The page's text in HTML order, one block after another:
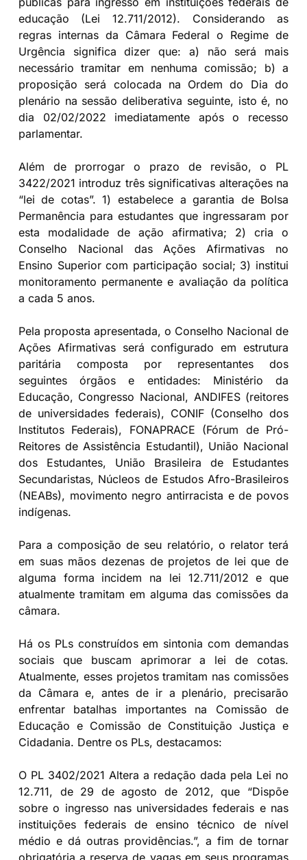
educação (Lei 12.711/2012). Considerando as
regras internas da Câmara Federal o Regime de
Urgência significa dizer que: a) não será mais
necessário tramitar em nenhuma comissão; b) a
proposição será colocada na Ordem do Dia do
plenário na sessão deliberativa seguinte, isto é, no
dia 02/02/2022 imediatamente após o recesso
parlamentar.
Além de prorrogar o prazo de revisão, o PL
3422/2021 introduz três significativas alterações na
“lei de cotas”. 1) estabelece a garantia de Bolsa
Permanência para estudantes que ingressaram por
esta modalidade de ação afirmativa; 2) cria o
Conselho Nacional das Ações Afirmativas no
Ensino Superior com participação social; 3) institui
monitoramento permanente e avaliação da política
a cada 5 anos.
Pela proposta apresentada, o Conselho Nacional de
Ações Afirmativas será configurado em estrutura
paritária composta por representantes dos
seguintes órgãos e entidades: Ministério da
Educação, Congresso Nacional, ANDIFES (reitores
de universidades federais), CONIF (Conselho dos
Institutos Federais), FONAPRACE (Fórum de Pró-
Reitores de Assistência Estudantil), União Nacional
dos Estudantes, União Brasileira de Estudantes
Secundaristas, Núcleos de Estudos Afro-Brasileiros
(NEABs), movimento negro antirracista e de povos
indígenas.
Para a composição de seu relatório, o relator terá
em suas mãos dezenas de projetos de lei que de
alguma forma incidem na lei 12.711/2012 e que
atualmente tramitam em alguma das comissões da
câmara.
Há os PLs construídos em sintonia com demandas
sociais que buscam aprimorar a lei de cotas.
Atualmente, esses projetos tramitam nas comissões
da Câmara e, antes de ir a plenário, precisarão
enfrentar batalhas importantes na Comissão de
Educação e Comissão de Constituição Justiça e
Cidadania. Dentre os PLs, destacamos:
O PL 3402/2021 Altera a redação dada pela Lei no
12.711, de 29 de agosto de 2012, que “Dispõe
sobre o ingresso nas universidades federais e nas
instituições federais de ensino técnico de nível
médio e dá outras providências.”, a fim de tornar